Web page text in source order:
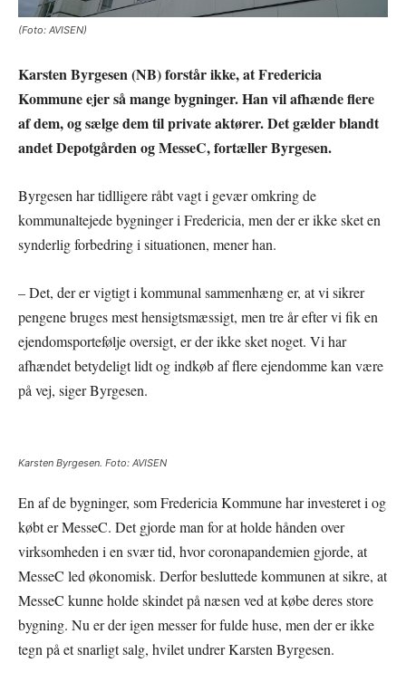
(Foto: AVISEN)
Karsten Byrgesen (NB) forstår ikke, at Fredericia
Kommune ejer så mange bygninger. Han vil afhænde flere
af dem, og sælge dem til private aktører. Det gælder blandt
andet Depotgården og MesseC, fortæller Byrgesen.
Byrgesen har tidlligere råbt vagt i gevær omkring de
kommunaltejede bygninger i Fredericia, men der er ikke sket en
synderlig forbedring i situationen, mener han.
– Det, der er vigtigt i kommunal sammenhæng er, at vi sikrer
pengene bruges mest hensigtsmæssigt, men tre år efter vi fik en
ejendomsportefølje oversigt, er der ikke sket noget. Vi har
afhændet betydeligt lidt og indkøb af flere ejendomme kan være
på vej, siger Byrgesen.
Karsten Byrgesen. Foto: AVISEN
En af de bygninger, som Fredericia Kommune har investeret i og
købt er MesseC. Det gjorde man for at holde hånden over
virksomheden i en svær tid, hvor coronapandemien gjorde, at
MesseC led økonomisk. Derfor besluttede kommunen at sikre, at
MesseC kunne holde skindet på næsen ved at købe deres store
bygning. Nu er der igen messer for fulde huse, men der er ikke
tegn på et snarligt salg, hvilet undrer Karsten Byrgesen.